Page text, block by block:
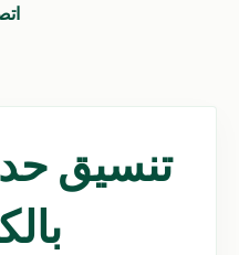
تنسيق